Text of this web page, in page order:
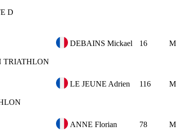
D
DEBAINS Mickael 16 M
TRIATHLON
LE JEUNE Adrien 116 M
ANNE Florian 78 M